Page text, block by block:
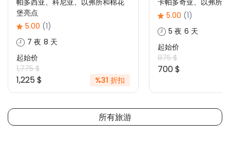
帕多西亚、科尼亚、以弗所和棉花
堡亮点
5.00 (1)
7 夜 8 天
起始价
1,775 $
1,225 $ %31 折扣
卡帕多奇亚、以弗所
5.00 (1)
5 夜 6 天
起始价
875 $
700 $
所有旅游